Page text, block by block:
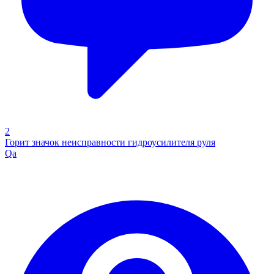
2
Горит значок неисправности гидроусилителя руля
Qa